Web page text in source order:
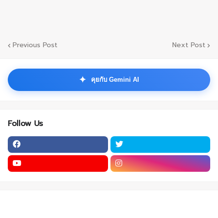
Previous Post Next Post
✦ คุยกับ Gemini AI
Follow Us